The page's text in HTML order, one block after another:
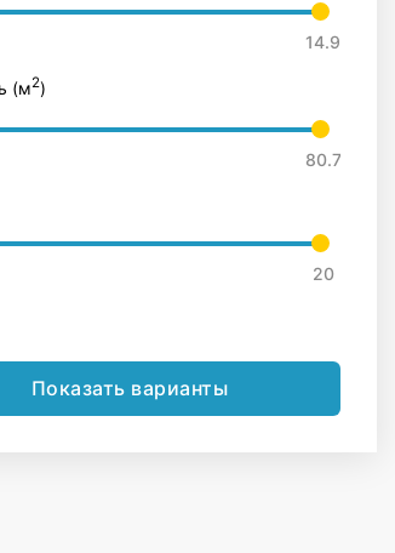
(м2)
Показать варианты